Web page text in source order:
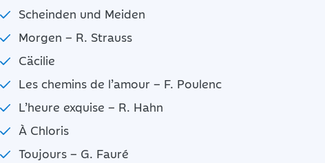
Scheinden und Meiden
Morgen – R. Strauss
Cäcilie
Les chemins de l’amour – F. Poulenc
L’heure exquise – R. Hahn
À Chloris
Toujours – G. Fauré